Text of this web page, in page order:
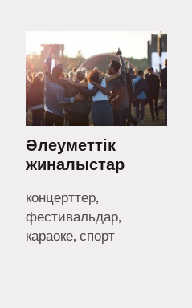
Әлеуметтік
жиналыстар
концерттер,
фестивальдар,
караоке, спорт